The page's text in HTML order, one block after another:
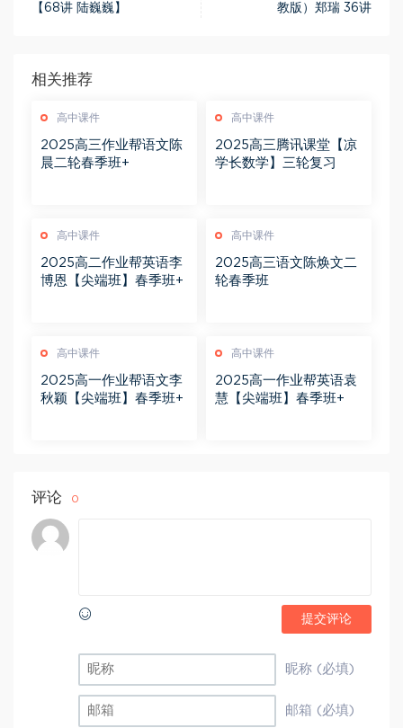
【68讲 陆巍巍】
教版）郑瑞 36讲
相关推荐
高中课件
2025高三作业帮语文陈
晨二轮春季班+
高中课件
2025高三腾讯课堂【凉
学长数学】三轮复习
高中课件
2025高二作业帮英语李
博恩【尖端班】春季班+
高中课件
2025高三语文陈焕文二
轮春季班
高中课件
2025高一作业帮语文李
秋颖【尖端班】春季班+
高中课件
2025高一作业帮英语袁
慧【尖端班】春季班+
评论 0
提交评论
昵称 (必填)
邮箱 (必填)